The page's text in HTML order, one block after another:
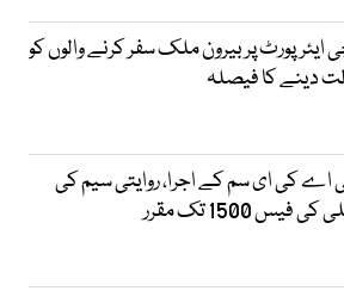
ایئرپورٹ پر بیرون ملک سفر کرنے والوں کو
دینے کا فیصلہ
اے کی ای سم کے اجرا، روایتی سیم کی
فیس 1500 تک مقرر